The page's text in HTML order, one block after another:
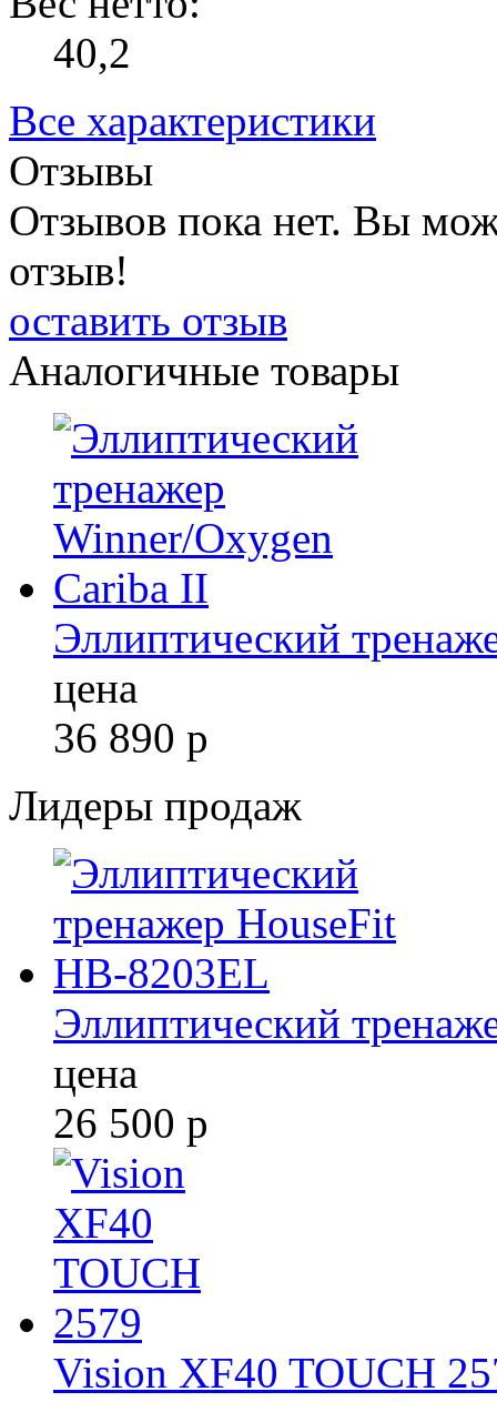
40,2
Все характеристики
Отзывы
Отзывов пока нет. Вы
отзыв!
оставить отзыв
Аналогичные товары
Эллиптический
цена
36 890 р
Лидеры продаж
Эллиптический
цена
26 500 р
Vision XF40 TOUCH